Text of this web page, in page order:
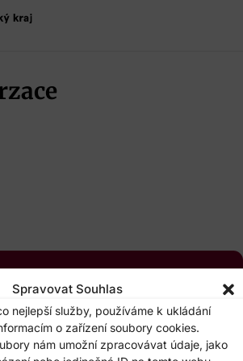
Spravovat Souhlas
nejlepší služby, používáme k ukládání
o zařízení soubory cookies.
nám umožní zpracovávat údaje, jako
škola
Adresa Kontakt